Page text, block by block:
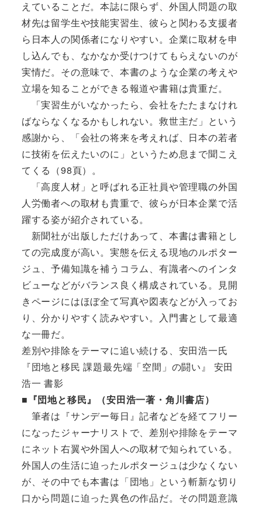
えていることだ。本誌に限らず、外国人問題の取
材先は留学生や技能実習生、彼らと関わる支援者
ら日本人の関係者になりやすい。企業に取材を申
し込んでも、なかなか受けつけてもらえないのが
実情だ。その意味で、本書のような企業の考えや
立場を知ることができる報道や書籍は貴重だ。
「実習生がいなかったら、会社をたたまなけれ
ばならなくなるかもしれない。救世主だ」という
感謝から、「会社の将来を考えれば、日本の若者
に技術を伝えたいのに」というため息まで聞こえ
てくる（98頁）。
「高度人材」と呼ばれる正社員や管理職の外国
人労働者への取材も貴重で、彼らが日本企業で活
躍する姿が紹介されている。
新聞社が出版しただけあって、本書は書籍とし
ての完成度が高い。実態を伝える現地のルポター
ジュ、予備知識を補うコラム、有識者へのインタ
ビューなどがバランス良く構成されている。見開
きページにはほぼ全て写真や図表などが入ってお
り、分かりやすく読みやすい。入門書として最適
な一冊だ。
差別や排除をテーマに追い続ける、安田浩一氏
『団地と移民 課題最先端「空間」の闘い』 安田
浩一 書影
■『団地と移民』（安田浩一著・角川書店）
筆者は『サンデー毎日』記者などを経てフリー
になったジャーナリストで、差別や排除をテーマ
にネット右翼や外国人への取材で知られている。
外国人の生活に迫ったルポタージュは少なくない
が、その中でも本書は「団地」という斬新な切り
口から問題に迫った異色の作品だ。その問題意識